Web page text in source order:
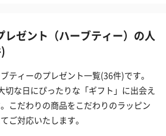
ゼント（ハーブティー）の人
ティーのプレゼント一覧(36件)です。
切な日にぴったりな「ギフト」に出会え
こだわりの商品をこだわりのラッピン
ご対応いたします。